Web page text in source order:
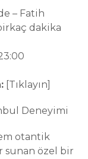
– Fatih
dakika
[Tıklayın]
Deneyimi
otantik
sunan özel bir